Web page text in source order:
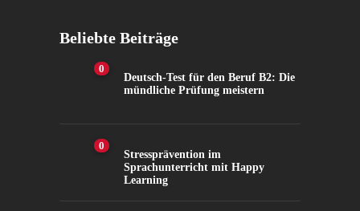
Beliebte Beiträge
0
Deutsch-Test für den Beruf B2: Die
mündliche Prüfung meistern
0
Stressprävention im
Sprachunterricht mit Happy
Learning